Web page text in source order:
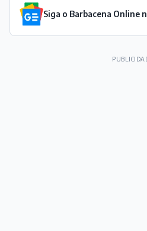
Siga o Barbacena Online